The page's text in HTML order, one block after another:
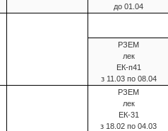
до 01.04
РЗЕМ
лек
ЕК-п41
з 11.03 по 08.04
РЗЕМ
лек
ЕК-31
з 18.02 по 04.03